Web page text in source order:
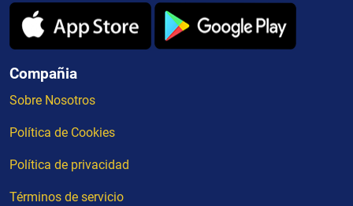
Compañia
Sobre Nosotros
Política de Cookies
Política de privacidad
Términos de servicio